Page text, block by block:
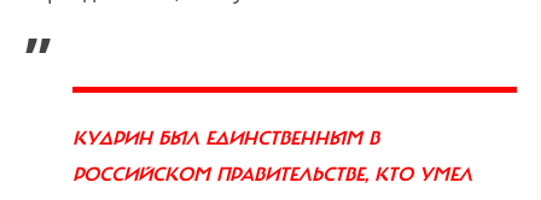
„
КУДРИН БЫЛ ЕДИНСТВЕННЫМ В
РОССИЙСКОМ ПРАВИТЕЛЬСТВЕ, КТО УМЕЛ